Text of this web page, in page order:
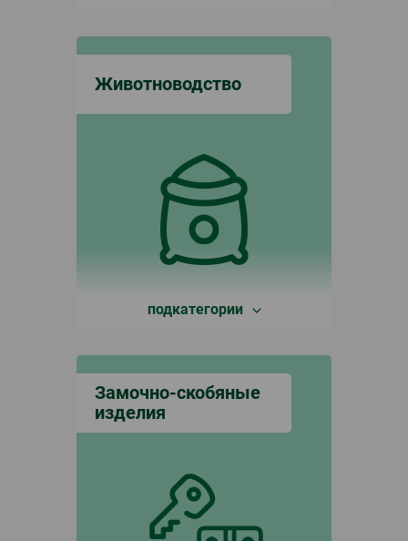
Животноводство
подкатегории
Замочно-скобяные
изделия